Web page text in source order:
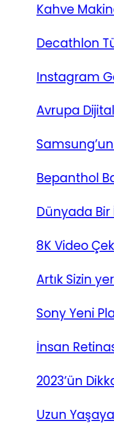
Kahve
Decathlon Türkiye,
Instagram
Avrupa Dijital
Samsung’un Yeni
Bepanthol Baby,
Dünyada Bir İlk: 3
8K Video
Artık Sizin yerinize
Sony Yeni
İnsan Retinası
2023’ün Dikkat
Uzun Yaşayan